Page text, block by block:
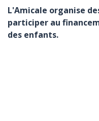
L'Amicale organise
participer au
des enfants.